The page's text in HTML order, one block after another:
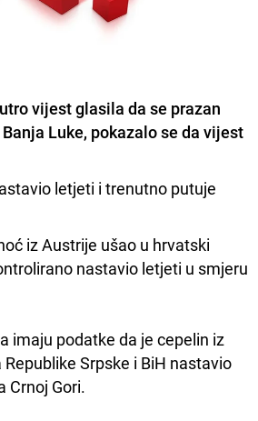
vijest glasila da se prazan
Luke, pokazalo se da vijest
letjeti i trenutno putuje
iz Austrije ušao u hrvatski
nastavio letjeti u smjeru
imaju podatke da je cepelin iz
Srpske i BiH nastavio
Crnoj Gori.